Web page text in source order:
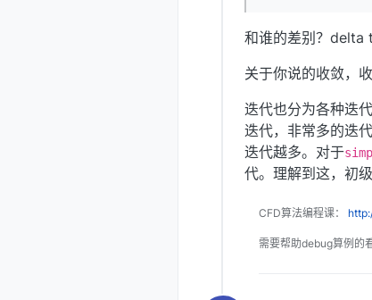
和谁的差别？delta
关于你说的收敛，
迭代也分为各种迭
迭代，非常多的迭
迭代越多。对于
代。理解到这，初
CFD算法编程课：
需要帮助debug算例的